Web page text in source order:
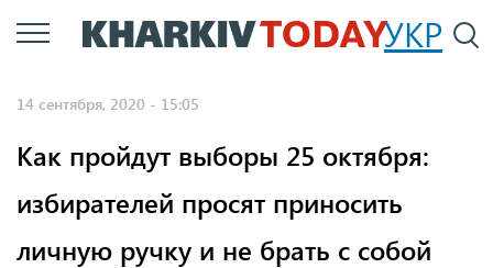
Перейти
к
УКР
14 сентября, 2020 - 15:05
Как пройдут выборы 25 октября:
избирателей просят приносить
личную ручку и не брать с собой